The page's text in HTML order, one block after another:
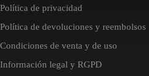
Política de privacidad
Política de devoluciones y reembolsos
Condiciones de venta y de uso
Información legal y RGPD